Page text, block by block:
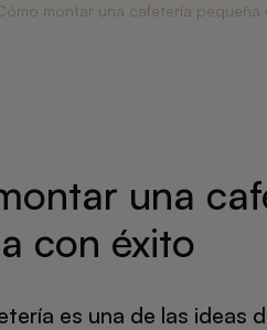
montar una cafetería pequeña
una
con éxito
es una de las ideas